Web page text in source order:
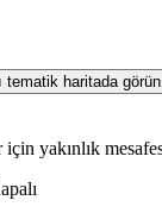
tematik haritada görün
yakınlık